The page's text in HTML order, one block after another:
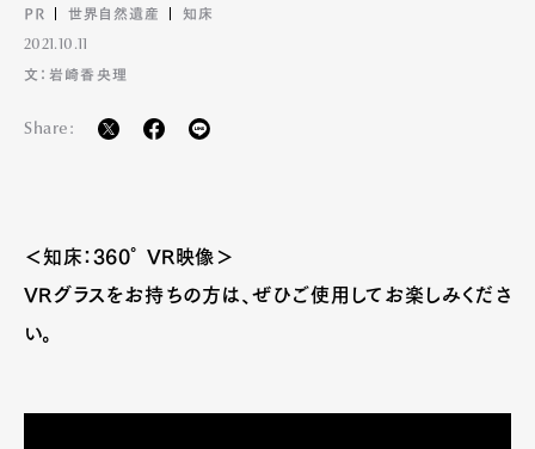
PR 世界自然遺産 知床
2021.10.11
文：岩崎香央理
Share:
＜知床：360° VR映像＞
VRグラスをお持ちの方は、ぜひご使用してお楽しみくださ
い。